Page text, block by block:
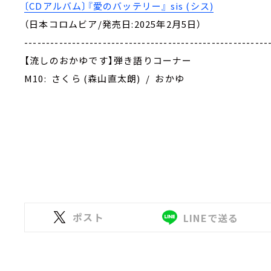
〔CDアルバム〕『愛のバッテリー』 sis (シス)
（日本コロムビア/発売日:2025年2月5日）
【流しのおかゆです】弾き語りコーナー
M10: さくら (森山直太朗) / おかゆ
ポスト LINEで送る